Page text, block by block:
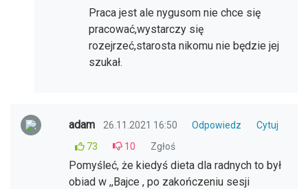
Praca jest ale nygusom nie chce się
pracować,wystarczy się
rozejrzeć,starosta nikomu nie będzie jej
szukał.
adam 26.11.2021 16:50 Odpowiedz
Cytuj
73
10 Zgłoś
Pomyśleć, że kiedyś dieta dla radnych to był
obiad w ,,Bajce , po zakończeniu sesji